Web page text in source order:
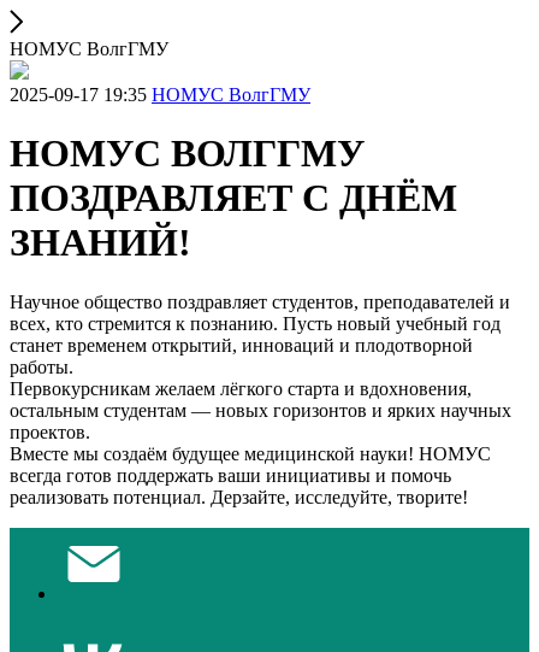
НОМУС ВолгГМУ
2025-09-17 19:35 НОМУС ВолгГМУ
НОМУС ВОЛГГМУ
ПОЗДРАВЛЯЕТ С ДНЁМ
ЗНАНИЙ!
Научное общество поздравляет студентов, преподавателей и
всех, кто стремится к познанию. Пусть новый учебный год
станет временем открытий, инноваций и плодотворной
работы.
Первокурсникам желаем лёгкого старта и вдохновения,
остальным студентам — новых горизонтов и ярких научных
проектов.
Вместе мы создаём будущее медицинской науки! НОМУС
всегда готов поддержать ваши инициативы и помочь
реализовать потенциал. Дерзайте, исследуйте, творите!